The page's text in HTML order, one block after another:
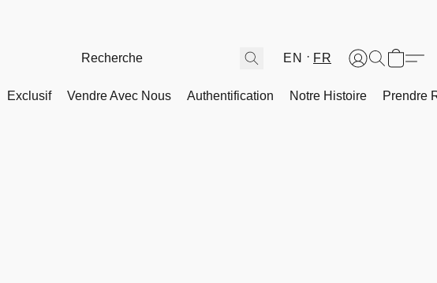
EN FR
Exclusif Vendre Avec Nous Authentification Notre Histoire Prendre